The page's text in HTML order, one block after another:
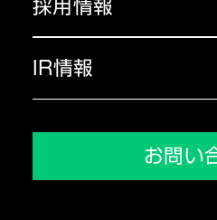
SOBAプロジェ
ビットコイン・セ
愛徳威広告(上
SHILD
採用情報
会社を知る
人を知る
IR情報
IRニュース
株式情報
お問い